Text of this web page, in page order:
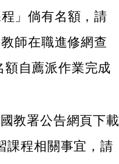
」倘有名額，請
師在職進修網查
自薦派作業完成
教署公告網頁下載
課程相關事宜，請